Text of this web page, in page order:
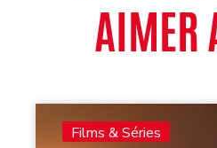
AIMER
Films & Séries